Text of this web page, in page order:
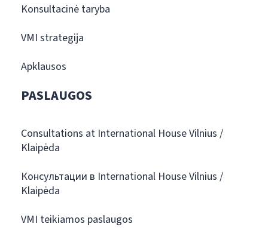
Konsultacinė taryba
VMI strategija
Apklausos
PASLAUGOS
Consultations at International House Vilnius /
Klaipėda
Консультации в International House Vilnius /
Klaipėda
VMI teikiamos paslaugos